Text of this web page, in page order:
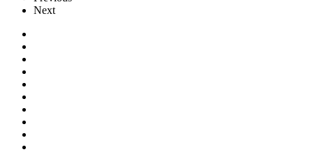
Next